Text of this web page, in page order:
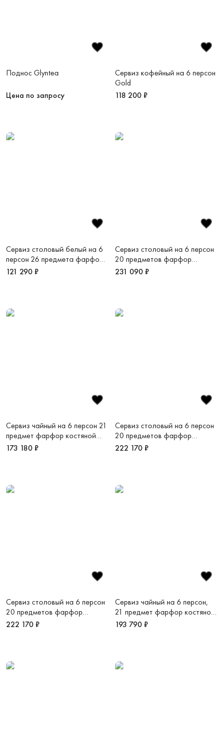
Поднос Glyntea
Цена по запросу
Сервиз кофейный на 6 персон
Gold
118 200 ₽
Сервиз столовый белый на 6
персон 26 предмета фарфор
костяной Воздушный
121 290 ₽
Сервиз столовый на 6 персон
20 предметов фарфор
костяной Золотая монета
231 090 ₽
Сервиз чайный на 6 персон 21
предмет фарфор костяной
Платиновая пыль
173 180 ₽
Сервиз столовый на 6 персон
20 предметов фарфор
костяной Платиновая пыль
222 170 ₽
Сервиз столовый на 6 персон
20 предметов фарфор
костяной Золотая пыль
222 170 ₽
Сервиз чайный на 6 персон,
21 предмет фарфор костяной
Золотой алмаз
193 790 ₽